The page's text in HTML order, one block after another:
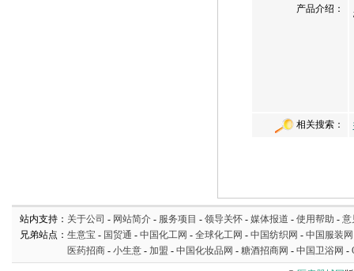
产品介绍：
相关搜索：
站内支持： 关于公司 - 网站简介 - 服务项目 - 领导关怀 - 媒体报道 - 使用帮助 - 意
兄弟站点： 生意宝 - 国贸通 - 中国化工网 - 全球化工网 - 中国纺织网 - 中国服装网
医药招商 - 小生意 - 加盟 - 中国化妆品网 - 糖酒招商网 - 中国卫浴网 -